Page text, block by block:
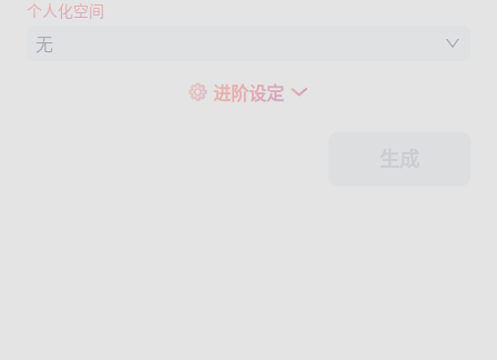
个人化空间
无
进阶设定